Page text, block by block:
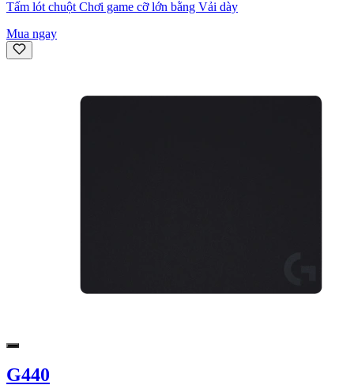
Tấm lót chuột Chơi game cỡ lớn bằng Vải dày
Mua ngay
G440